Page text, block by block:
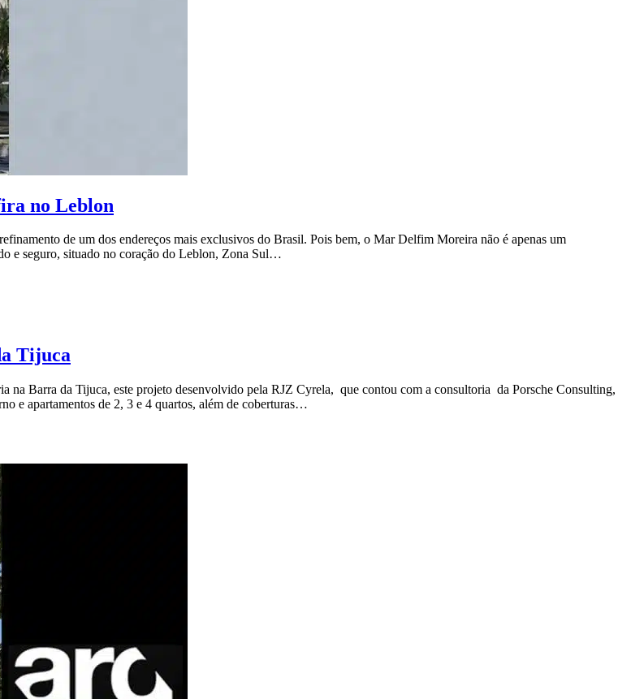
no Leblon
de um dos endereços mais exclusivos do Brasil. Pois bem, o Mar Delfim Moreira não é apenas um
e seguro, situado no coração do Leblon, Zona Sul…
Tijuca
na Barra da Tijuca, este projeto desenvolvido pela RJZ Cyrela, que contou com a consultoria da Porsche Consulting,
e apartamentos de 2, 3 e 4 quartos, além de coberturas…